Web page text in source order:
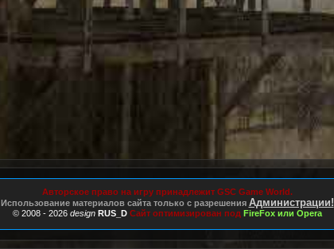
Авторское право на игру принадлежит GSC Game World.
Использование материалов сайта только с разрешения Администрации!
© 2008 - 2026 design RUS_D Сайт оптимизирован под FireFox или Opera